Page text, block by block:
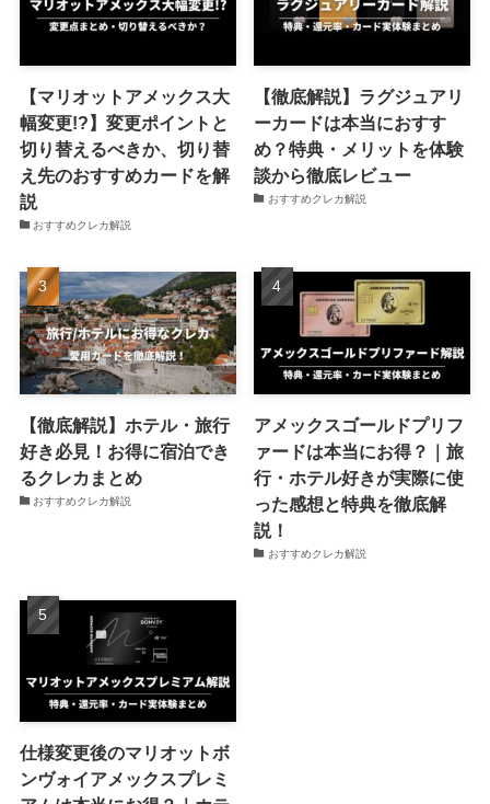
【マリオットアメックス大
幅変更!?】変更ポイントと
切り替えるべきか、切り替
え先のおすすめカードを解
説
おすすめクレカ解説
【徹底解説】ラグジュアリ
ーカードは本当におすす
め？特典・メリットを体験
談から徹底レビュー
おすすめクレカ解説
【徹底解説】ホテル・旅行
好き必見！お得に宿泊でき
るクレカまとめ
おすすめクレカ解説
アメックスゴールドプリフ
ァードは本当にお得？｜旅
行・ホテル好きが実際に使
った感想と特典を徹底解
説！
おすすめクレカ解説
仕様変更後のマリオットボ
ンヴォイアメックスプレミ